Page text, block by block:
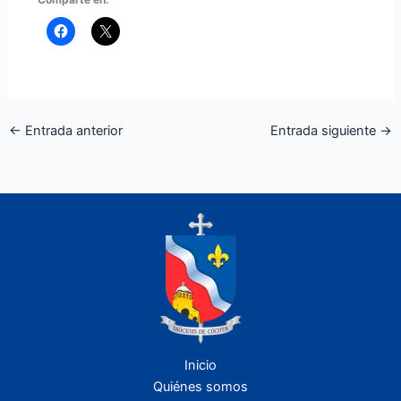
← Entrada anterior Entrada siguiente →
Inicio
Quiénes somos